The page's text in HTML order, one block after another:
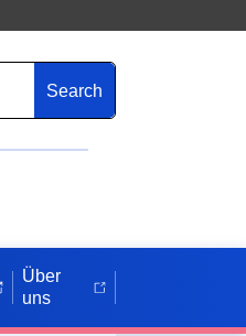
Search
Über
uns